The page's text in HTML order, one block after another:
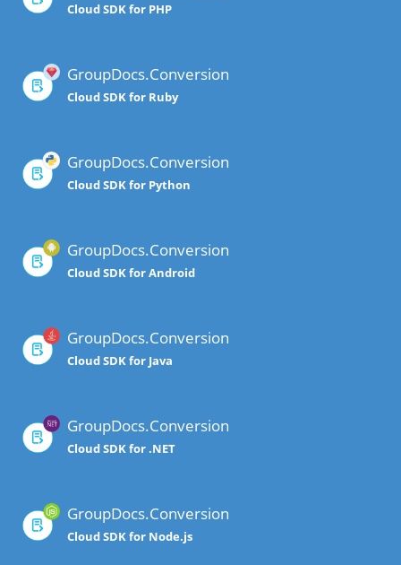
Cloud SDK for PHP
GroupDocs.Conversion
Cloud SDK for Ruby
GroupDocs.Conversion
Cloud SDK for Python
GroupDocs.Conversion
Cloud SDK for Android
GroupDocs.Conversion
Cloud SDK for Java
GroupDocs.Conversion
Cloud SDK for .NET
GroupDocs.Conversion
Cloud SDK for Node.js